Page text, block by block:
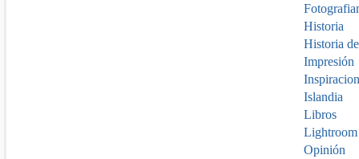
Historia
Historia
Impresión
Islandia
Libros
Lightroom
Opinión